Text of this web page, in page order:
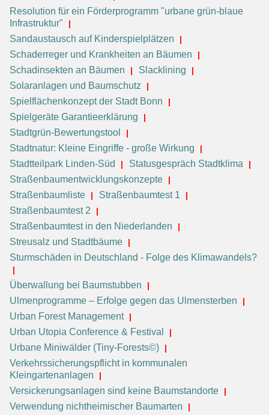
Resolution für ein Förderprogramm "urbane grün-blaue
Infrastruktur"
Sandaustausch auf Kinderspielplätzen
Schaderreger und Krankheiten an Bäumen
Schadinsekten an Bäumen
Slacklining
Solaranlagen und Baumschutz
Spielflächenkonzept der Stadt Bonn
Spielgeräte Garantieerklärung
Stadtgrün-Bewertungstool
Stadtnatur: Kleine Eingriffe - große Wirkung
Stadtteilpark Linden-Süd
Statusgespräch Stadtklima
Straßenbaumentwicklungskonzepte
Straßenbaumliste
Straßenbaumtest 1
Straßenbaumtest 2
Straßenbaumtest in den Niederlanden
Streusalz und Stadtbäume
Sturmschäden in Deutschland - Folge des Klimawandels?
Überwallung bei Baumstubben
Ulmenprogramme – Erfolge gegen das Ulmensterben
Urban Forest Management
Urban Utopia Conference & Festival
Urbane Miniwälder (Tiny-Forests©)
Verkehrssicherungspflicht in kommunalen
Kleingartenanlagen
Versickerungsanlagen sind keine Baumstandorte
Verwendung nichtheimischer Baumarten